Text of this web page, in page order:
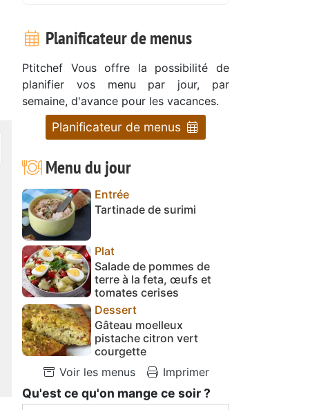
Planificateur de menus
Ptitchef Vous offre la possibilité de
planifier vos menu par jour, par
semaine, d'avance pour les vacances.
Planificateur de menus
Menu du jour
Entrée
Tartinade de surimi
Plat
Salade de pommes de
terre à la feta, œufs et
tomates cerises
Dessert
Gâteau moelleux
pistache citron vert
courgette
Voir les menus
Imprimer
Qu'est ce qu'on mange ce soir ?